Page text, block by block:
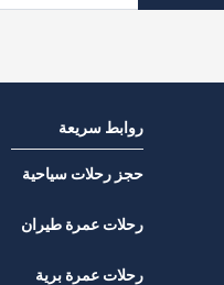
روابط سريعة
حجز رحلات سياحية
رحلات عمرة طيران
رحلات عمرة برية